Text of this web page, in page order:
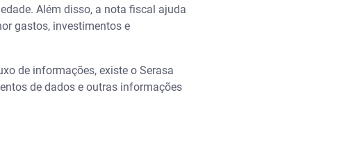
Além disso, a nota fiscal ajuda
gastos, investimentos e
de informações, existe o Serasa
de dados e outras informações